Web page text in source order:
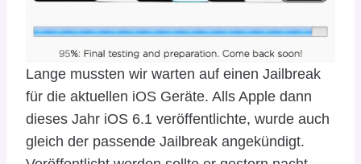
Lange mussten wir warten auf einen Jailbreak
für die aktuellen iOS Geräte. Alls Apple dann
dieses Jahr iOS 6.1 veröffentlichte, wurde auch
gleich der passende Jailbreak angekündigt.